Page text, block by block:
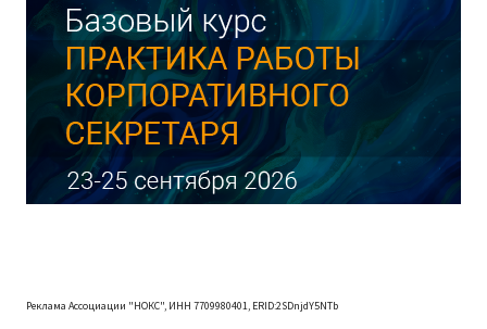
Реклама Ассоциации "НОКС", ИНН 7709980401, ERID:2SDnjdY5NTb